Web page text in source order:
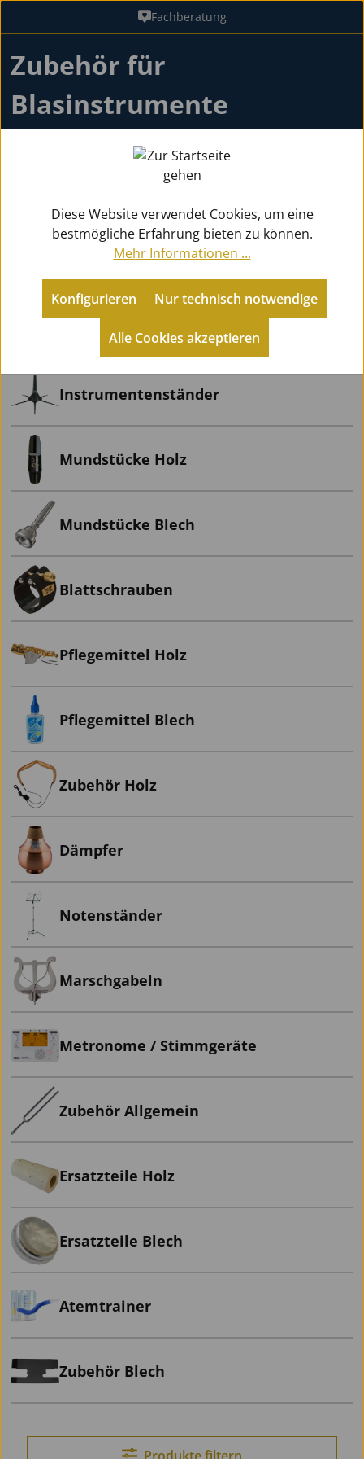
Zum Hauptinhalt springenFachberatung
Zubehör für
Blasinstrumente
Koffer / Gigbags
Instrumentenständer
Mundstücke Holz
Mundstücke Blech
Blattschrauben
Pflegemittel Holz
Pflegemittel Blech
Zubehör Holz
Dämpfer
Notenständer
Marschgabeln
Metronome / Stimmgeräte
Zubehör Allgemein
Ersatzteile Holz
Ersatzteile Blech
Atemtrainer
Zubehör Blech
Diese Website verwendet Cookies, um eine
bestmögliche Erfahrung bieten zu können.
Mehr Informationen ...
Konfigurieren
Alle Cookies akzeptieren
Nur technisch notwendige